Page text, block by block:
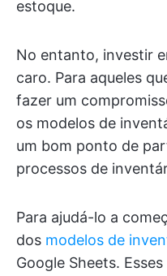
estoque.
No entanto, investir
caro. Para aqueles
fazer um
os modelos de
um bom ponto de
processos de
Para ajudá-lo a
dos modelos de
Google Sheets.